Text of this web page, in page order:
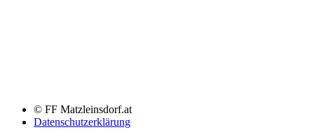
© FF Matzleinsdorf.at
Datenschutzerklärung